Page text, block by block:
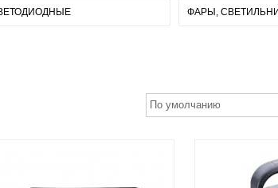
ФАРЫ,
По умолчанию